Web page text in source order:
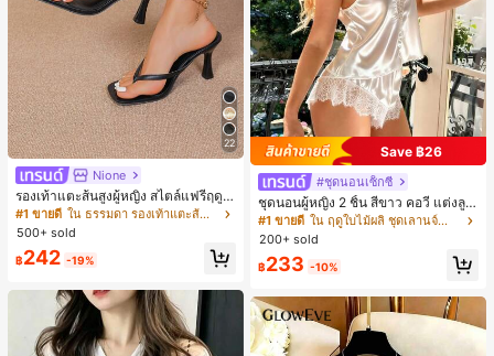
22
Nione
รองเท้าแตะส้นสูงผู้หญิง สไตล์แฟรี่ฤดูร้
อน ส้นบาง แบบคีบ แต่งสายคาดผม รอ
งเท้าแตะชายหาดสำหรับเที่ยวพักผ่อน
แฟชั่นสายไขว้ สำหรับเดทไนท์
#1 ขายดี
ใน ธรรมดา รองเท้าแตะส้นสูงผู้หญิง
500+ sold
฿242 -19%
Save ฿26
#ชุดนอนเซ็กซี่
ชุดนอนผู้หญิง 2 ชิ้น สีขาว คอวี แต่งลูก
ไม้แบบแพตช์เวิร์ก ชุดนอนใส่ในบ้าน
สำหรับเธอ
#1 ขายดี
ใน ฤดูใบไม้ผลิ ชุดเลานจ์สำหรับผู้หญิง
200+ sold
฿233 -10%